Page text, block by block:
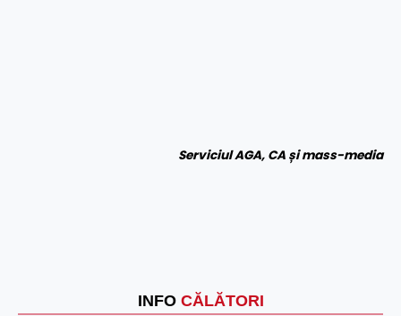
INFO CĂLĂTORI
Serviciul AGA, CA și mass-media